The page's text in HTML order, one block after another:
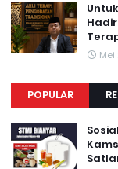
Mei
POPULAR